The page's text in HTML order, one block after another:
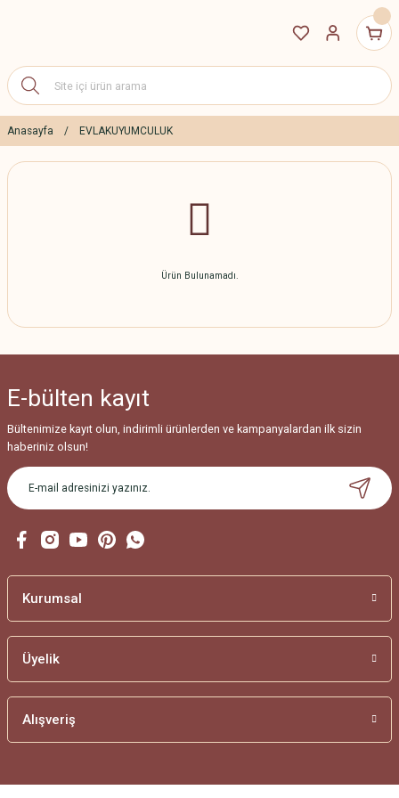
Anasayfa EVLAKUYUMCULUK
Ürün Bulunamadı.
E-bülten kayıt
Bültenimize kayıt olun, indirimli ürünlerden ve kampanyalardan ilk sizin
haberiniz olsun!
Kurumsal
Üyelik
Alışveriş